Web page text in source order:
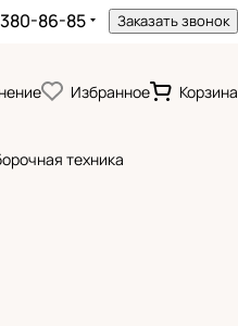
86-85 Заказать звонок
Избранное Корзина
техника